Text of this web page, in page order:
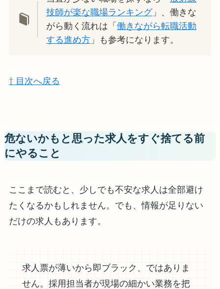
技師が楽な職場ランキング」、働きな
がら動く流れは「働きながら転職活動
する進め方 」も参考になります。
⇧ 目次へ戻る
危ないかもと思った求人をすぐ捨てる前
にやること
ここまで読むと、少しでも不安な求人は全部避け
たくなるかもしれません。でも、情報が足りない
だけの求人もあります。
求人票が薄いから即ブラック、ではありま
せん。採用担当者が現場の細かい業務を把